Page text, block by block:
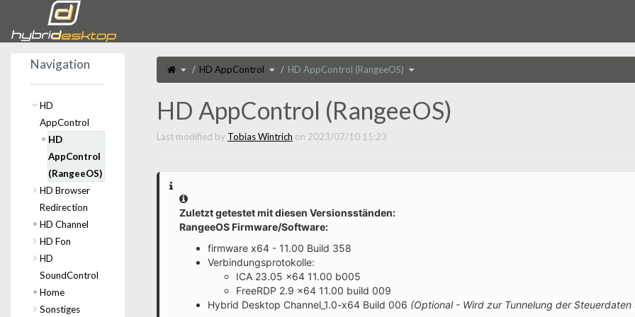
Toggle
theparent
tree
of
(RangeeOS).
HD AppControl Toggle
thehierarchy
tree
under
HD AppControl (RangeeOS) Toggle
the
tree
under
(RangeeOS).
HD AppControl (RangeeOS)
Last modified by Tobias Wintrich on 2023/07/10 15:23
Information
Zuletzt getestet mit diesen Versionsständen:
RangeeOS Firmware/Software:
firmware x64 - 11.00 Build 358
Verbindungsprotokolle:
ICA 23.05 x64 11.00 b005
FreeRDP 2.9 x64 11.00 build 009
Hybrid Desktop Channel_1.0-x64 Build 006 (Optional - Wird zur Tunnelung der Steuerdaten
Navigation
HD
AppControl
HD
AppControl
(RangeeOS)
HD Browser
Redirection
HD Channel
HD Fon
HD
SoundControl
Home
Sonstiges